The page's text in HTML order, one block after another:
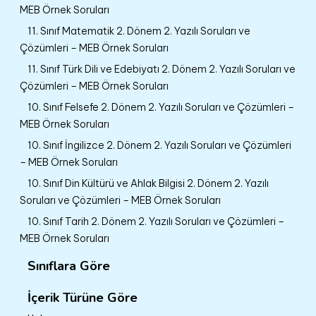
MEB Örnek Soruları
11. Sınıf Matematik 2. Dönem 2. Yazılı Soruları ve
Çözümleri – MEB Örnek Soruları
11. Sınıf Türk Dili ve Edebiyatı 2. Dönem 2. Yazılı Soruları ve
Çözümleri – MEB Örnek Soruları
10. Sınıf Felsefe 2. Dönem 2. Yazılı Soruları ve Çözümleri –
MEB Örnek Soruları
10. Sınıf İngilizce 2. Dönem 2. Yazılı Soruları ve Çözümleri
– MEB Örnek Soruları
10. Sınıf Din Kültürü ve Ahlak Bilgisi 2. Dönem 2. Yazılı
Soruları ve Çözümleri – MEB Örnek Soruları
10. Sınıf Tarih 2. Dönem 2. Yazılı Soruları ve Çözümleri –
MEB Örnek Soruları
Sınıflara Göre
İçerik Türüne Göre